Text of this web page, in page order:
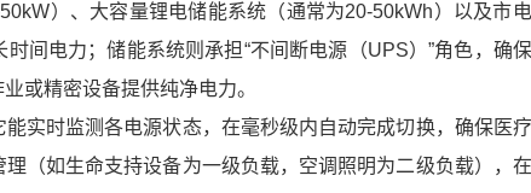
）、大容量锂电储能系统（通常为20-50kWh）以及市
间电力；储能系统则承担“不间断电源（UPS）”角色，确
或精密设备提供纯净电力。
实时监测各电源状态，在毫秒级内自动完成切换，确保医
（如生命支持设备为一级负载，空调照明为二级负载），